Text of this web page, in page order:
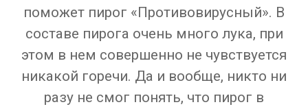
поможет пирог «Противовирусный». В
составе пирога очень много лука, при
этом в нем совершенно не чувствуется
никакой горечи. Да и вообще, никто ни
разу не смог понять, что пирог в